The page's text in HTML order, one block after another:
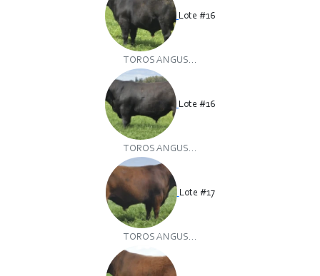
Lote #16
TOROS ANGUS...
Lote #16
TOROS ANGUS...
Lote #17
TOROS ANGUS...